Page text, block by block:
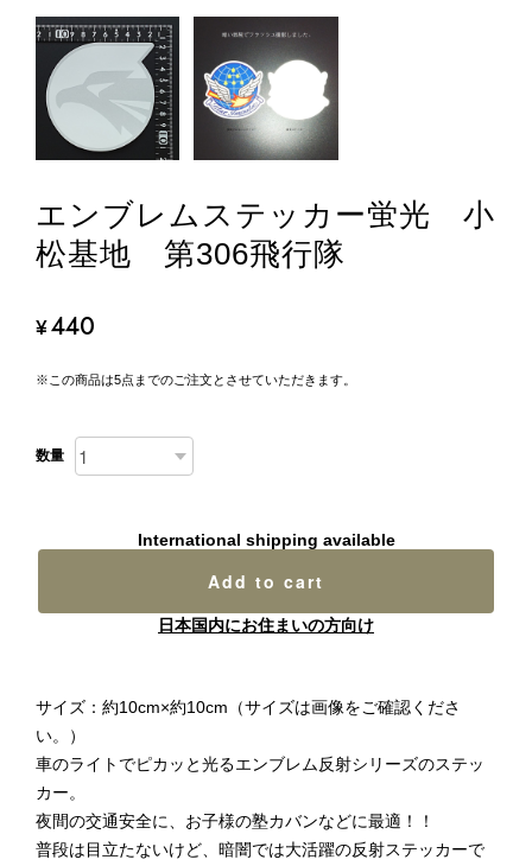
エンブレムステッカー蛍光 小
松基地 第306飛行隊
¥440
※この商品は5点までのご注文とさせていただきます。
数量
International shipping available
Add to cart
日本国内にお住まいの方向け
サイズ：約10cm×約10cm（サイズは画像をご確認くださ
い。）
車のライトでピカッと光るエンブレム反射シリーズのステッ
カー。
夜間の交通安全に、お子様の塾カバンなどに最適！！
普段は目立たないけど、暗闇では大活躍の反射ステッカーで